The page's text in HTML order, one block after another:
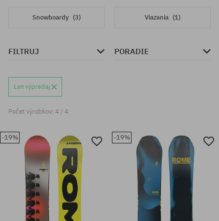
Snowboardy (3) Viazania (1)
FILTRUJ PORADIE
Len výpredaj
Počet výrobkov: 4 / 4
-19% -19%